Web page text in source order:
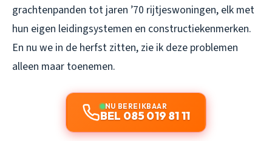
grachtenpanden tot jaren ’70 rijtjeswoningen, elk met
hun eigen leidingsystemen en constructiekenmerken.
En nu we in de herfst zitten, zie ik deze problemen
alleen maar toenemen.
NU BEREIKBAAR
BEL 085 019 81 11